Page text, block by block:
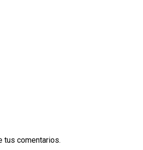
tus comentarios.